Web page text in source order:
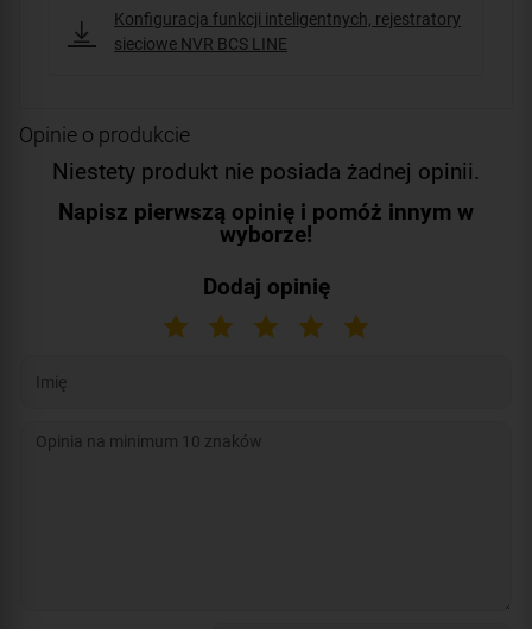
Konfiguracja funkcji inteligentnych, rejestratory
sieciowe NVR BCS LINE
Opinie o produkcie
Niestety produkt nie posiada żadnej opinii.
Napisz pierwszą opinię i pomóż innym w
wyborze!
Dodaj opinię